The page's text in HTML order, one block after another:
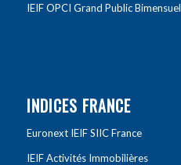
IEIF OPCI Grand Public Bimensuel
INDICES FRANCE
Euronext IEIF SIIC France
IEIF Activités Immobilières